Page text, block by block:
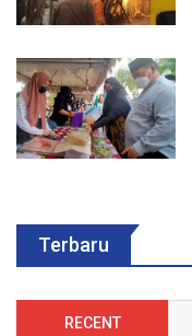
Terbaru
RECENT